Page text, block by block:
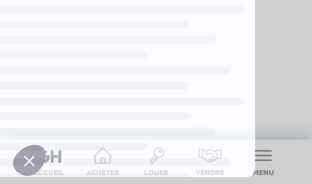
Accueil Acheter Louer Vendre Menu